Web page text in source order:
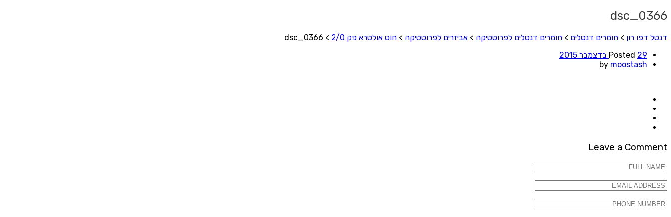
dsc_0366
דנטל דפו רון > חומרים דנטלים > חומרים דנטלים לפרוטטיקה > אביזרים לפרוטטיקה > חוט אולטרא פק 2/0 >
dsc_0366
Posted 29 בדצמבר 2015
by moostash
Leave a Comment